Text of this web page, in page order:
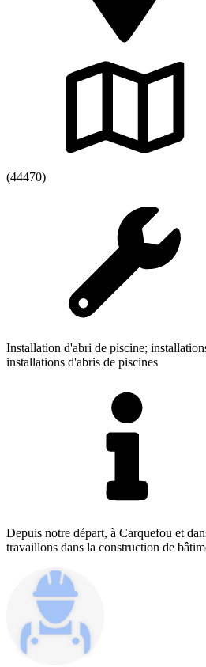
(44470)
Installation d'abri de piscine;
installations d'abris de piscines
Depuis notre départ, à Carquefou et
travaillons dans la construction de